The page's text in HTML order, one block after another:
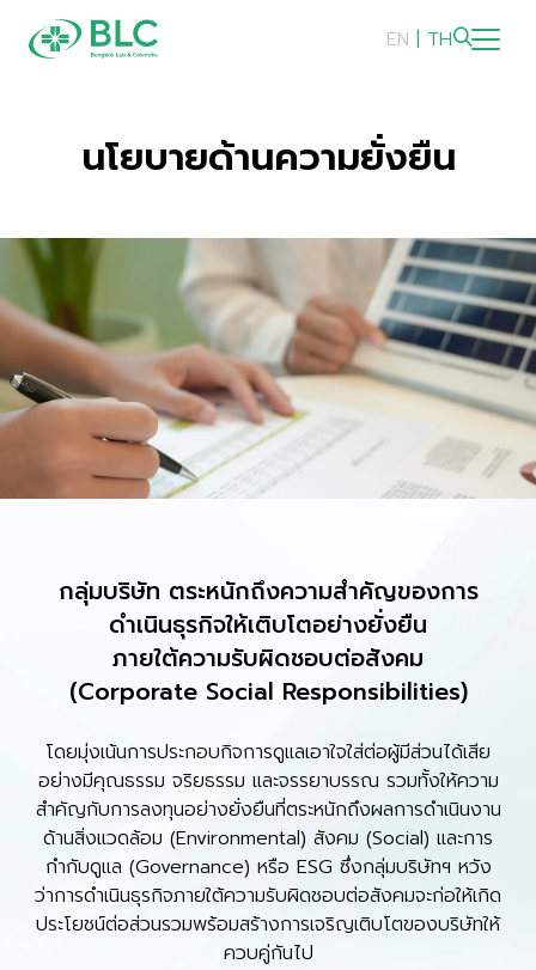
EN | TH
ความยั่งยืน
สิ่งแวดล้อม
สังคม
การกำกับดูแลและเศรษฐกิจ
รายงานและการเปิดเผยข้อมูล
การดำเนินการด้านความยั่งยืน
นโยบายด้านความยั่งยืน
กลุ่มบริษัท ตระหนักถึงความสำคัญของการ
ดำเนินธุรกิจให้เติบโตอย่างยั่งยืน
ภายใต้ความรับผิดชอบต่อสังคม
(Corporate Social Responsibilities)
โดยมุ่งเน้นการประกอบกิจการดูแลเอาใจใส่ต่อผู้มีส่วนได้เสีย
อย่างมีคุณธรรม จริยธรรม และจรรยาบรรณ รวมทั้งให้ความ
สำคัญกับการลงทุนอย่างยั่งยืนที่ตระหนักถึงผลการดำเนินงาน
ด้านสิ่งแวดล้อม (Environmental) สังคม (Social) และการ
กำกับดูแล (Governance) หรือ ESG ซึ่งกลุ่มบริษัทฯ หวัง
ว่าการดำเนินธุรกิจภายใต้ความรับผิดชอบต่อสังคมจะก่อให้เกิด
ประโยชน์ต่อส่วนรวมพร้อมสร้างการเจริญเติบโตของบริษัทให้
ควบคู่กันไป